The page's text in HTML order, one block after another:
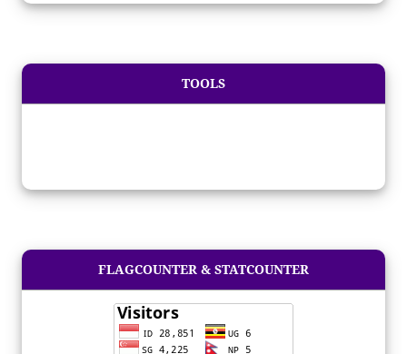
TOOLS
FLAGCOUNTER & STATCOUNTER